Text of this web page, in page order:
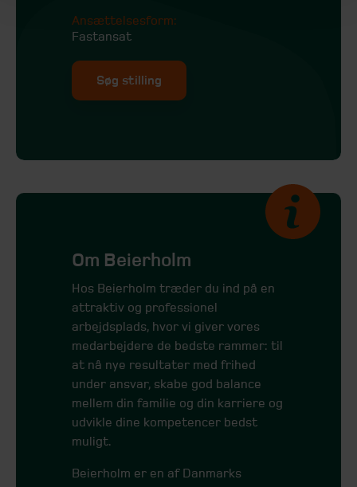
Ansættelsesform:
Fastansat
Søg stilling
Om Beierholm
Hos Beierholm træder du ind på en
attraktiv og professionel
arbejdsplads, hvor vi giver vores
medar­bejdere de bedste rammer: til
at nå nye re­sultater med frihed
under ansvar, skabe god balance
mellem din familie og din karriere og
udvikle dine kompetencer bedst
muligt.
Beierholm er en af Danmarks